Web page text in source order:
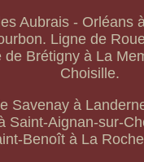
Aubrais - Orléans
Ligne de
de Brétigny à La
Choisille.
Savenay à
Saint-Aignan-sur-
Benoît à La